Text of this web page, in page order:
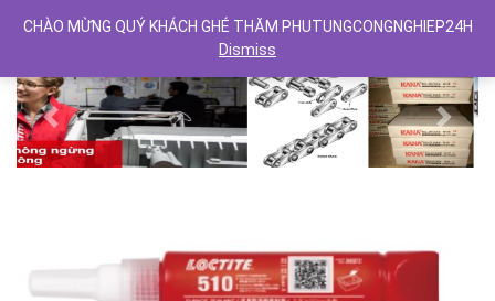
Previous Next
CHÀO MỪNG QUÝ KHÁCH GHÉ THĂM PHUTUNGCONGNGHIEP24H
Dismiss